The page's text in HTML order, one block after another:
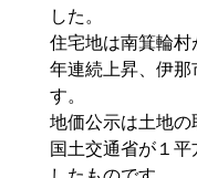
した。
住宅地は南箕輪村
年連続上昇、伊那
す。
地価公示は土地の
国土交通省が１